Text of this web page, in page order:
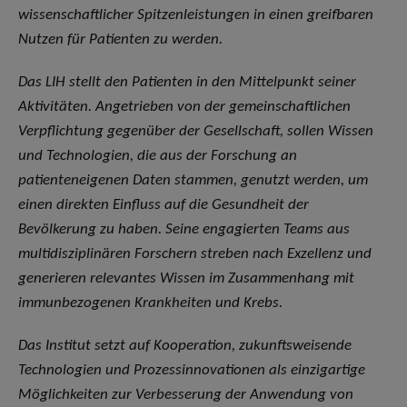
wissenschaftlicher Spitzenleistungen in einen greifbaren
Nutzen für Patienten zu werden.
Das LIH stellt den Patienten in den Mittelpunkt seiner
Aktivitäten. Angetrieben von der gemeinschaftlichen
Verpflichtung gegenüber der Gesellschaft, sollen Wissen
und Technologien, die aus der Forschung an
patienteneigenen Daten stammen, genutzt werden, um
einen direkten Einfluss auf die Gesundheit der
Bevölkerung zu haben. Seine engagierten Teams aus
multidisziplinären Forschern streben nach Exzellenz und
generieren relevantes Wissen im Zusammenhang mit
immunbezogenen Krankheiten und Krebs.
Das Institut setzt auf Kooperation, zukunftsweisende
Technologien und Prozessinnovationen als einzigartige
Möglichkeiten zur Verbesserung der Anwendung von